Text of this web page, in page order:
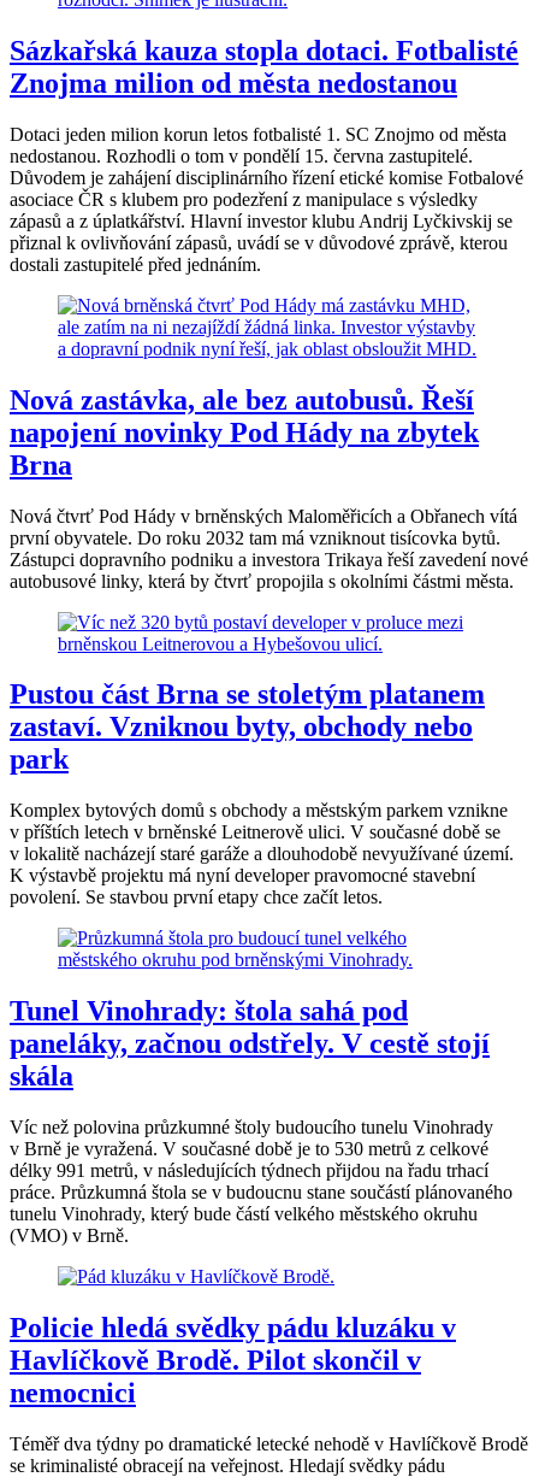
Sázkařská kauza stopla dotaci. Fotbalisté
Znojma milion od města nedostanou
Dotaci jeden milion korun letos fotbalisté 1. SC Znojmo od města
nedostanou. Rozhodli o tom v pondělí 15. června zastupitelé.
Důvodem je zahájení disciplinárního řízení etické komise Fotbalové
asociace ČR s klubem pro podezření z manipulace s výsledky
zápasů a z úplatkářství. Hlavní investor klubu Andrij Lyčkivskij se
přiznal k ovlivňování zápasů, uvádí se v důvodové zprávě, kterou
dostali zastupitelé před jednáním.
Nová zastávka, ale bez autobusů. Řeší
napojení novinky Pod Hády na zbytek
Brna
Nová čtvrť Pod Hády v brněnských Maloměřicích a Obřanech vítá
první obyvatele. Do roku 2032 tam má vzniknout tisícovka bytů.
Zástupci dopravního podniku a investora Trikaya řeší zavedení nové
autobusové linky, která by čtvrť propojila s okolními částmi města.
Pustou část Brna se stoletým platanem
zastaví. Vzniknou byty, obchody nebo
park
Komplex bytových domů s obchody a městským parkem vznikne
v příštích letech v brněnské Leitnerově ulici. V současné době se
v lokalitě nacházejí staré garáže a dlouhodobě nevyužívané území.
K výstavbě projektu má nyní developer pravomocné stavební
povolení. Se stavbou první etapy chce začít letos.
Tunel Vinohrady: štola sahá pod
paneláky, začnou odstřely. V cestě stojí
skála
Víc než polovina průzkumné štoly budoucího tunelu Vinohrady
v Brně je vyražená. V současné době je to 530 metrů z celkové
délky 991 metrů, v následujících týdnech přijdou na řadu trhací
práce. Průzkumná štola se v budoucnu stane součástí plánovaného
tunelu Vinohrady, který bude částí velkého městského okruhu
(VMO) v Brně.
Policie hledá svědky pádu kluzáku v
Havlíčkově Brodě. Pilot skončil v
nemocnici
Téměř dva týdny po dramatické letecké nehodě v Havlíčkově Brodě
se kriminalisté obracejí na veřejnost. Hledají svědky pádu